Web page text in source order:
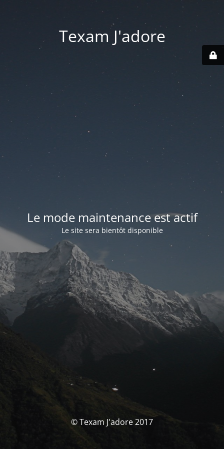
Texam J'adore
Le mode maintenance est actif
Le site sera bientôt disponible
© Texam J'adore 2017